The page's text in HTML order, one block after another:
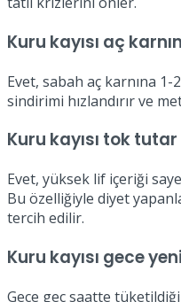
Kuru kayısı aç
Evet, sabah aç karnına
sindirimi hızlandırır ve
Kuru kayısı tok tutar
Evet, yüksek lif içeriği
Bu özelliğiyle diyet
tercih edilir.
Kuru kayısı gece
Gece geç saatte